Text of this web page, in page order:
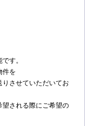
す。
件を
させていただいてお
される際にご希望の